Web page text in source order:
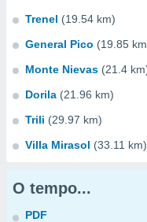
Trenel (19.54 km)
General Pico (19.85
Monte Nievas (21.4
Dorila (21.96 km)
Trili (29.97 km)
Villa Mirasol (33.11 km)
O tempo...
PDF